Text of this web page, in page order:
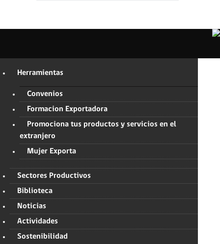
Herramientas
Convenios
Formacion Exportadora
Promociona tus productos y servicios en el
extranjero
Mujer Exporta
Sectores Productivos
Biblioteca
Noticias
Actividades
Sostenibilidad